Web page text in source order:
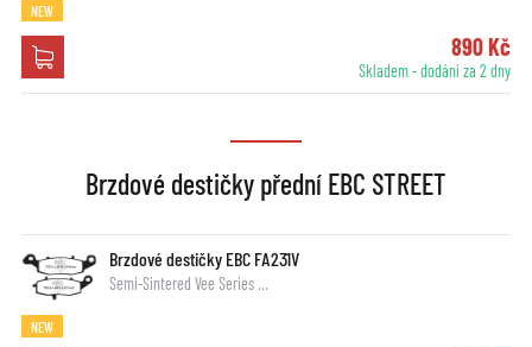
NEW
890 Kč
Skladem - dodání za 2 dny
Brzdové destičky přední EBC STREET
Brzdové destičky EBC FA231V
Semi-Sintered Vee Series …
NEW